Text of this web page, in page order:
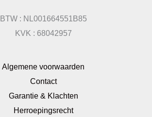
BTW : NL001664551B85
KVK : 68042957
Algemene voorwaarden
Contact
Garantie & Klachten
Herroepingsrecht